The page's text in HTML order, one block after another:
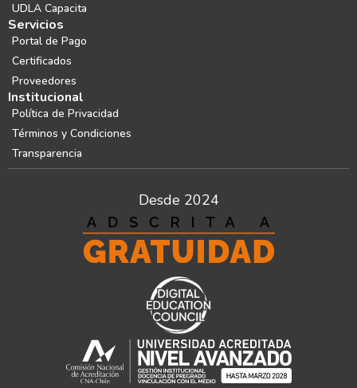
UDLA Capacita
Servicios
Portal de Pago
Certificados
Proveedores
Institucional
Política de Privacidad
Términos y Condiciones
Transparencia
Desde 2024